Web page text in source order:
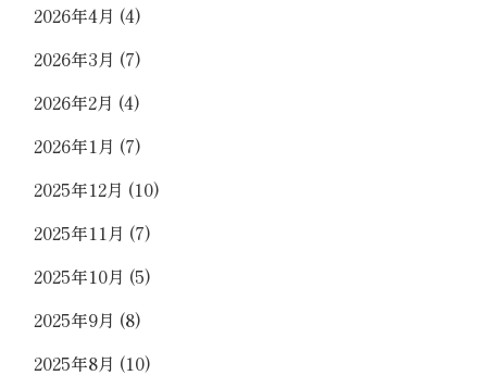
2026年4月 (4)
2026年3月 (7)
2026年2月 (4)
2026年1月 (7)
2025年12月 (10)
2025年11月 (7)
2025年10月 (5)
2025年9月 (8)
2025年8月 (10)